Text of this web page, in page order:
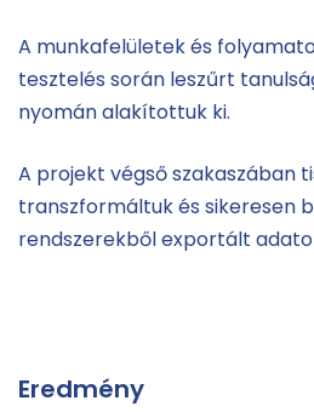
A munkafelületek és
tesztelés során leszűrt
nyomán alakítottuk ki.
A projekt végső szakaszában
transzformáltuk és sikeresen
rendszerekből exportált
Eredmény